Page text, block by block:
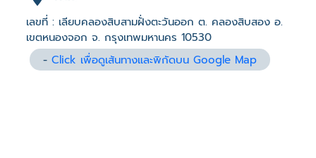
เลขที่ : เลียบคลองสิบสามฝั่งตะวันออก ต. คลองสิบสอง อ.
เขตหนองจอก จ. กรุงเทพมหานคร 10530
-Click เพื่อดูเส้นทางและพิกัดบน Google Map